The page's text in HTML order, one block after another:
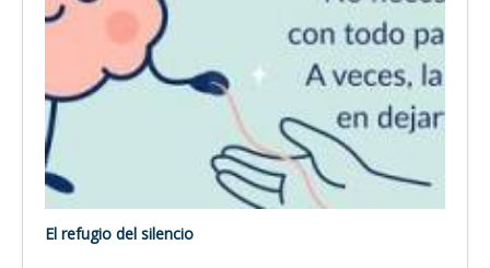
El refugio del silencio